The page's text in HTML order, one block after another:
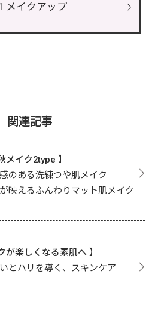
メイクアップ
関連記事
メイク2type 】
のある洗練つや肌メイク
映えるふんわりマット肌メイク
が楽しくなる素肌へ 】
とハリを導く、スキンケア